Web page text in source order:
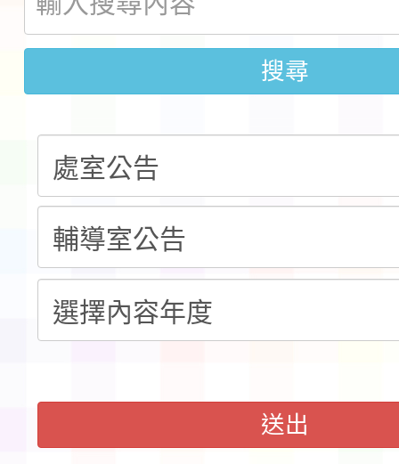
速演練執行計畫」
法」
本校115學年度第1學
第3次招考代課鐘點教
告(不再辦理後續甄選)
檢送「桃園市115學年
賽實施要點」1份
本市「115學年度學生
程安排一案
「桃園市補助參觀特色
展演活動實施計畫」
請一案
搜尋
送出